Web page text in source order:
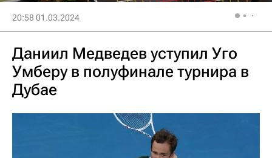
20:58 01.03.2024
Даниил Медведев уступил Уго
Умберу в полуфинале турнира в
Дубае